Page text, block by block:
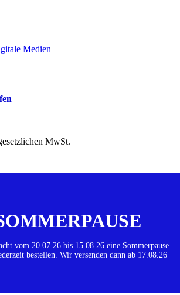
Medien
MwSt.
vom 20.07.26 bis 15.08.26 eine Sommerpause.
bestellen. Wir versenden dann ab 17.08.26